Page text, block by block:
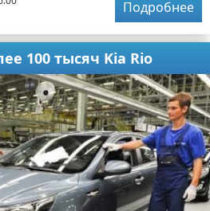
Подробнее
100 тысяч Kia Rio